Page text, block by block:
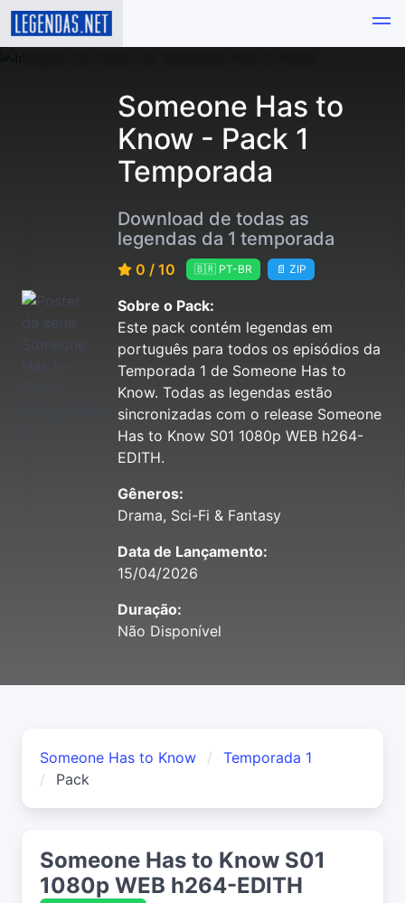
Someone Has to
Know - Pack 1
Temporada
Download de todas as
legendas da 1 temporada
0 / 10 🇧🇷 PT-BR 📄 ZIP
Sobre o Pack:
Este pack contém legendas em
português para todos os episódios da
Temporada 1 de Someone Has to
Know. Todas as legendas estão
sincronizadas com o release Someone
Has to Know S01 1080p WEB h264-
EDITH.
Gêneros:
Drama, Sci-Fi & Fantasy
Data de Lançamento:
15/04/2026
Duração:
Não Disponível
Someone Has to Know
Temporada 1
Pack
Someone Has to Know S01
1080p WEB h264-EDITH